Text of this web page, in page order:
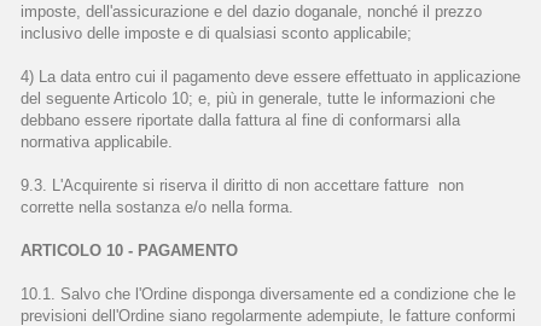
imposte, dell'assicurazione e del dazio doganale, nonché il prezzo
inclusivo delle imposte e di qualsiasi sconto applicabile;
4) La data entro cui il pagamento deve essere effettuato in applicazione
del seguente Articolo 10; e, più in generale, tutte le informazioni che
debbano essere riportate dalla fattura al fine di conformarsi alla
normativa applicabile.
9.3. L'Acquirente si riserva il diritto di non accettare fatture non
corrette nella sostanza e/o nella forma.
ARTICOLO 10 - PAGAMENTO
10.1. Salvo che l'Ordine disponga diversamente ed a condizione che le
previsioni dell'Ordine siano regolarmente adempiute, le fatture conformi